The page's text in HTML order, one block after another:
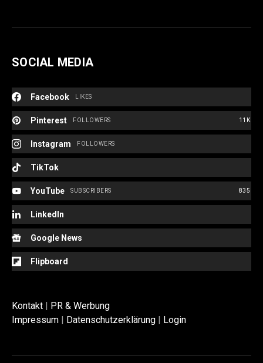
SOCIAL MEDIA
Facebook LIKES
Pinterest 11K
FOLLOWERS
Instagram FOLLOWERS
TikTok
YouTube 835
SUBSCRIBERS
LinkedIn
Google News
Flipboard
Kontakt | PR & Werbung
Impressum | Datenschutzerklärung | Login